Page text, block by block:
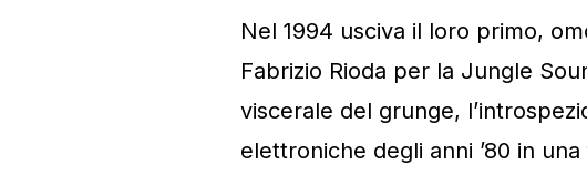
Nel 1994 usciva il loro primo,
Fabrizio Rioda per la Jungle
viscerale del grunge,
elettroniche degli anni ’80 in